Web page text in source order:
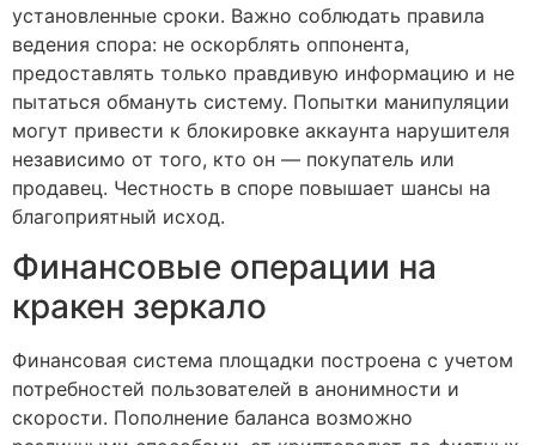
установленные сроки. Важно соблюдать правила
ведения спора: не оскорблять оппонента,
предоставлять только правдивую информацию и не
пытаться обмануть систему. Попытки манипуляции
могут привести к блокировке аккаунта нарушителя
независимо от того, кто он — покупатель или
продавец. Честность в споре повышает шансы на
благоприятный исход.
Финансовые операции на
кракен зеркало
Финансовая система площадки построена с учетом
потребностей пользователей в анонимности и
скорости. Пополнение баланса возможно